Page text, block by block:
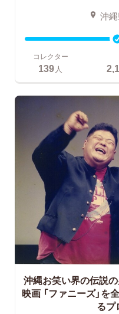
沖
コレクター
139 人
沖縄お笑い界の伝説
映画 「ファニーズ」
るプ